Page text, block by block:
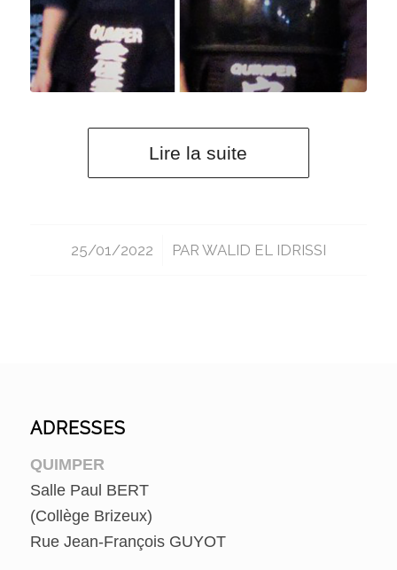
Lire la suite
25/01/2022
/ PAR WALID EL IDRISSI
ADRESSES
QUIMPER
Salle Paul BERT
(Collège Brizeux)
Rue Jean-François GUYOT